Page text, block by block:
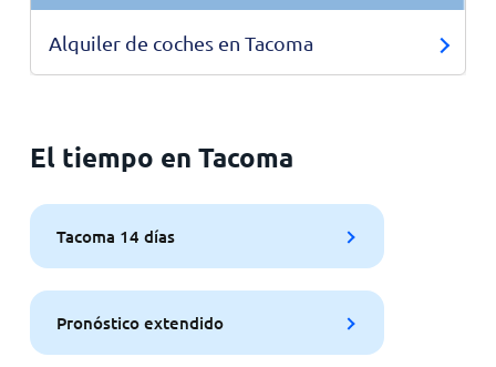
Alquiler de coches en Tacoma
El tiempo en Tacoma
Tacoma 14 días
Pronóstico extendido